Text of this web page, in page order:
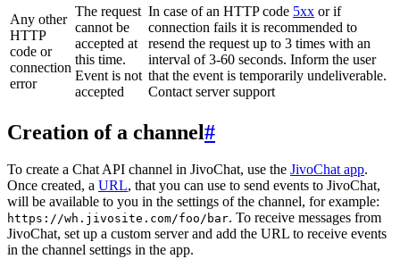
Any other
HTTP
code or
connection
error
The request
cannot be
accepted at
this time.
Event is not
accepted
In case of an HTTP code 5xx or if
connection fails it is recommended to
resend the request up to 3 times with an
interval of 3-60 seconds. Inform the user
that the event is temporarily undeliverable.
Contact server support
Creation of a channel#
To create a Chat API channel in JivoChat, use the JivoChat app.
Once created, a URL, that you can use to send events to JivoChat,
will be available to you in the settings of the channel, for example:
https://wh.jivosite.com/foo/bar. To receive messages from
JivoChat, set up a custom server and add the URL to receive events
in the channel settings in the app.